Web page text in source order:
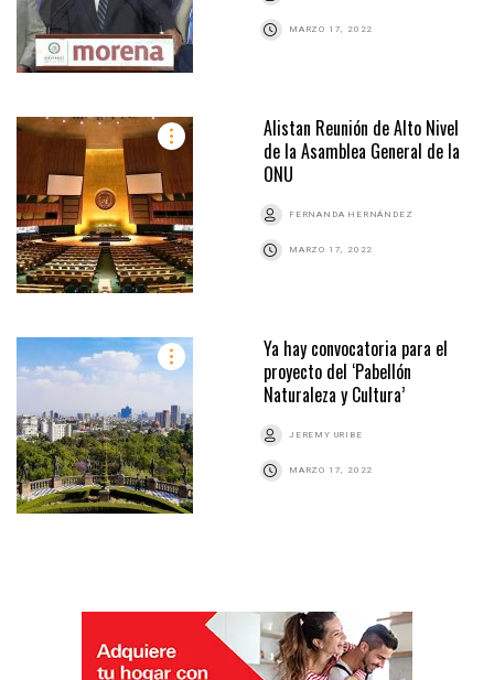
MARZO 17, 2022
Alistan Reunión de Alto Nivel
de la Asamblea General de la
ONU
FERNANDA HERNÁNDEZ
MARZO 17, 2022
Ya hay convocatoria para el
proyecto del ‘Pabellón
Naturaleza y Cultura’
JEREMY URIBE
MARZO 17, 2022